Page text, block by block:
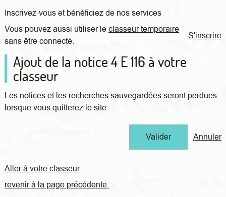
Inscrivez-vous et bénéficiez de nos services
S'inscrire
Vous pouvez aussi utiliser leclasseur temporaire
sans être connecté.
Ajout de la notice 4 E 116 à votre
classeur
Les notices et les recherches sauvegardées seront perdues
lorsque vous quitterez le site.
Annuler
Aller à votre classeur
revenir à la page précédente.